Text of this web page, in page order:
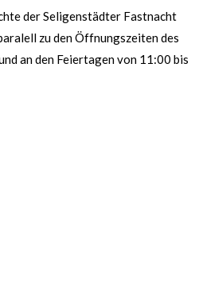
der Seligenstädter Fastnacht
zu den Öffnungszeiten des
an den Feiertagen von 11:00 bis